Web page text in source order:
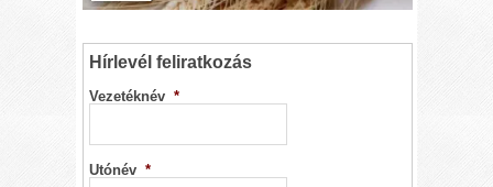
Hírlevél feliratkozás
Vezetéknév *
Utónév *